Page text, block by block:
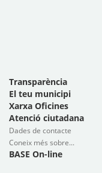
Transparència
El teu municipi
Xarxa Oficines
Atenció ciutadana
Dades de contacte
Coneix més sobre...
BASE On-line